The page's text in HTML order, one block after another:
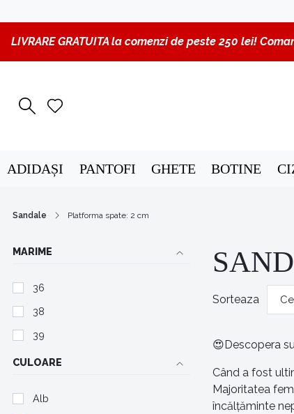
LIVRARE GRATUITA la comenzi de peste 250 lei!
ADIDAȘI PANTOFI GHETE BOTINE
Sandale Platforma spate: 2 cm
MARIME
36
38
39
CULOARE
Alb
Sorteaza
😍Descopera
Când a fost
Majoritatea
încălțăminte